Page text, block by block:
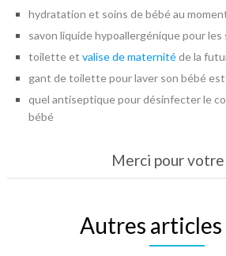
hydratation et soins de bébé au
savon liquide hypoallergénique pour les
toilette et valise de maternitéde la
gant de toilette pour laver son bébé
quel antiseptique pour désinfecter le
bébé
Merci pour
Autres articles